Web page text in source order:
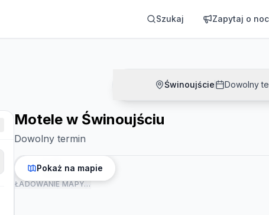
Szukaj Zapytaj o
Świnoujście Dowolny
Motele w Świnoujściu
Dowolny termin
ŁADOWANIE MAPY…
Pokaż na mapie